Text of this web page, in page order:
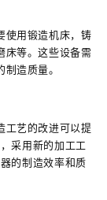
使用锻造机床，铸
床等。这些设备需
造质量。
工艺的改进可以提
采用新的加工工
的制造效率和质